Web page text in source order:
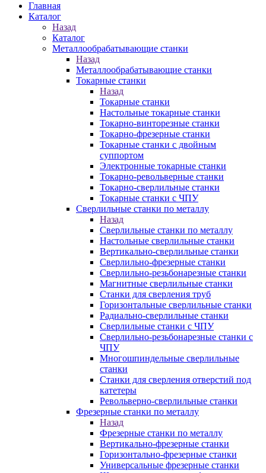
Главная
Каталог
Назад
Каталог
Металлообрабатывающие станки
Назад
Металлообрабатывающие станки
Токарные станки
Назад
Токарные станки
Настольные токарные станки
Токарно-винторезные станки
Токарно-фрезерные станки
Токарные станки с двойным
суппортом
Электронные токарные станки
Токарно-револьверные станки
Токарно-сверлильные станки
Токарные станки с ЧПУ
Сверлильные станки по металлу
Назад
Сверлильные станки по металлу
Настольные сверлильные станки
Вертикально-сверлильные станки
Сверлильно-фрезерные станки
Сверлильно-резьбонарезные станки
Магнитные сверлильные станки
Станки для сверления труб
Горизонтальные сверлильные станки
Радиально-сверлильные станки
Сверлильные станки с ЧПУ
Сверлильно-резьбонарезные станки с
ЧПУ
Многошпиндельные сверлильные
станки
Станки для сверления отверстий под
катетеры
Револьверно-сверлильные станки
Фрезерные станки по металлу
Назад
Фрезерные станки по металлу
Вертикально-фрезерные станки
Горизонтально-фрезерные станки
Универсальные фрезерные станки